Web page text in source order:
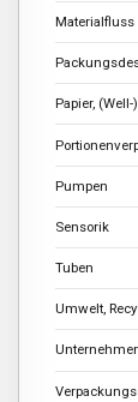
Papier,
Pumpen
Sensorik
Tuben
Umwelt,